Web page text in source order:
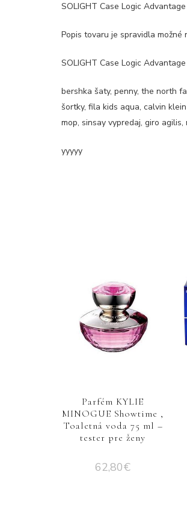
SOLIGHT Case Logic
Popis tovaru je spravidla
SOLIGHT Case Logic
bershka šaty, penny, the north
šortky, fila kids aqua, calvin
mop, sinsay vypredaj, giro
yyyyy
Parfém KYLIE
MINOGUE Showtime ,
Toaletná voda 75 ml –
tester pre ženy
62,80€